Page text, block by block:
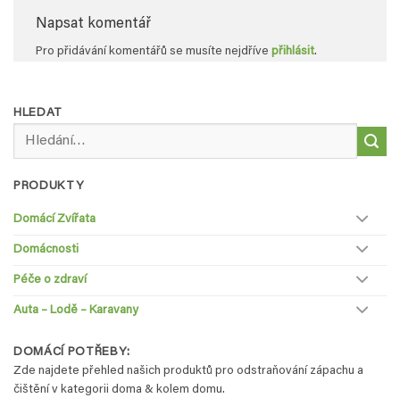
Napsat komentář
Pro přidávání komentářů se musíte nejdříve přihlásit.
HLEDAT
PRODUKTY
Domácí Zvířata
Domácnosti
Péče o zdraví
Auta – Lodě – Karavany
DOMÁCÍ POTŘEBY:
Zde najdete přehled našich produktů pro odstraňování zápachu a
čištění v kategorii doma & kolem domu.